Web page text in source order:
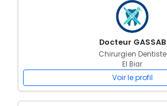
Docteur GASSAB
Chirurgien Dentiste
El Biar
Voir le profil